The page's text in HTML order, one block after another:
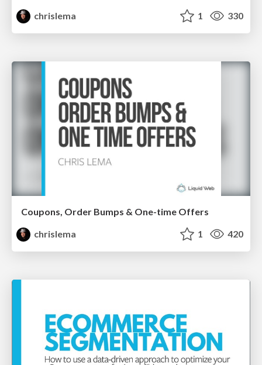
chrislema
1 330
Coupons, Order Bumps & One-time Offers
chrislema
1 420